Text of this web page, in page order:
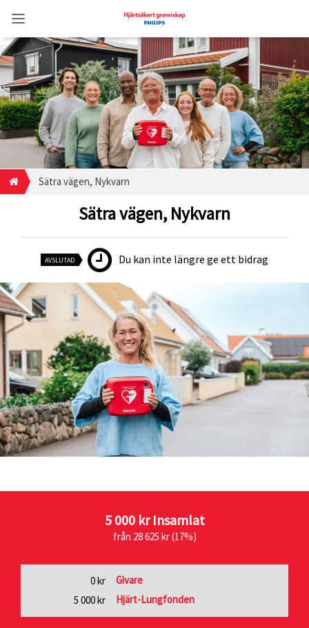
Sätra vägen, Nykvarn
Sätra vägen, Nykvarn
AVSLUTAD Du kan inte längre ge ett bidrag
5 000 krInsamlat
från 28 625 kr (17%)
0 kr
Givare
5 000 kr
Hjärt-Lungfonden